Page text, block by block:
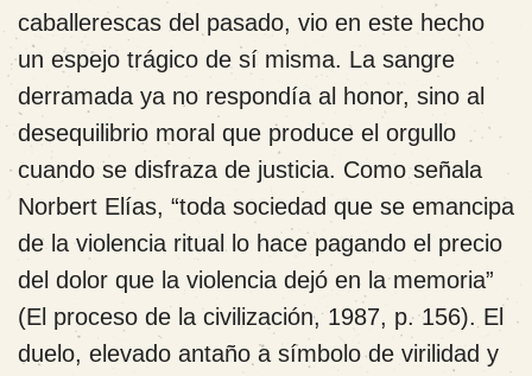
caballerescas del pasado, vio en este hecho
un espejo trágico de sí misma. La sangre
derramada ya no respondía al honor, sino al
desequilibrio moral que produce el orgullo
cuando se disfraza de justicia. Como señala
Norbert Elías, “toda sociedad que se emancipa
de la violencia ritual lo hace pagando el precio
del dolor que la violencia dejó en la memoria”
(El proceso de la civilización, 1987, p. 156). El
duelo, elevado antaño a símbolo de virilidad y